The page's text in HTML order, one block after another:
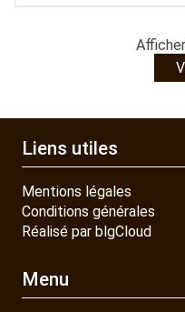
Afficher
Liens utiles
Mentions légales
Conditions générales
Réalisé par blgCloud
Menu